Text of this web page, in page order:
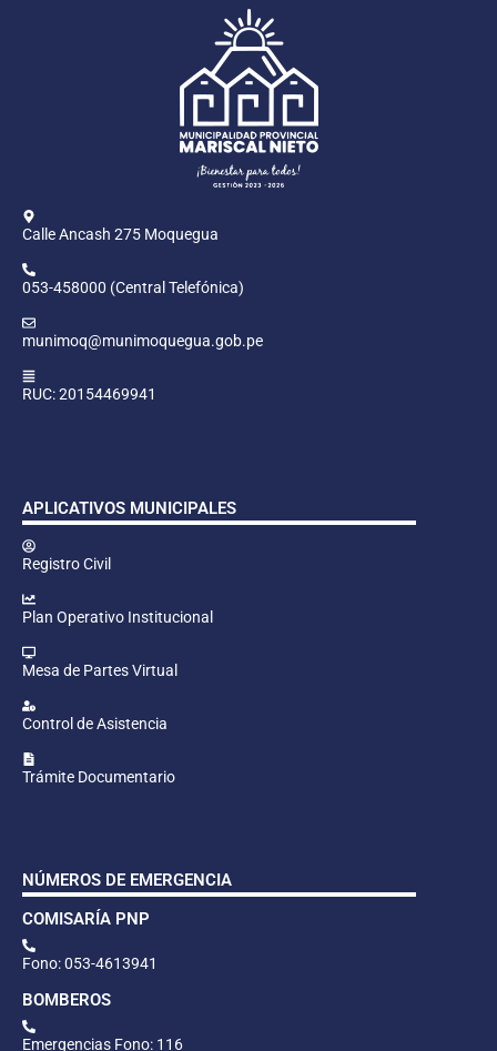
Calle Ancash 275 Moquegua
053-458000 (Central Telefónica)
munimoq@munimoquegua.gob.pe
RUC: 20154469941
APLICATIVOS MUNICIPALES
Registro Civil
Plan Operativo Institucional
Mesa de Partes Virtual
Control de Asistencia
Trámite Documentario
NÚMEROS DE EMERGENCIA
COMISARÍA PNP
Fono: 053-4613941
BOMBEROS
Emergencias Fono: 116